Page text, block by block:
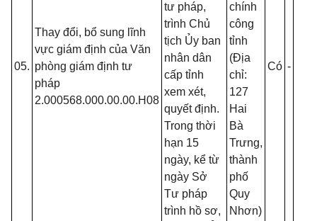
05.
Thay đổi, bổ sung lĩnh
vực giám định của Văn
phòng giám định tư
pháp
2.000568.000.00.00.H08
tư pháp,
trình Chủ
tịch Ủy ban
nhân dân
cấp tỉnh
xem xét,
quyết định.
Trong thời
hạn 15
ngày, kể từ
ngày Sở
Tư pháp
trình hồ sơ,
chính
công
tỉnh
(Địa
chỉ:
127
Hai
Bà
Trưng,
thành
phố
Quy
Nhơn)
Có -